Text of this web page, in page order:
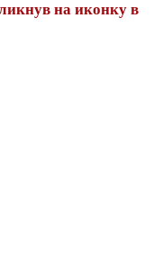
на иконку в